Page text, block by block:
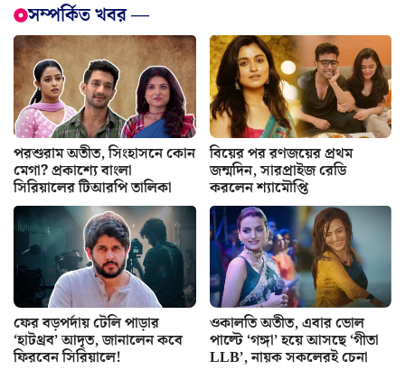
সম্পর্কিত খবর —
পরশুরাম অতীত, সিংহাসনে কোন
মেগা? প্রকাশ্যে বাংলা
সিরিয়ালের টিআরপি তালিকা
বিয়ের পর রণজয়ের প্রথম
জন্মদিন, সারপ্রাইজ রেডি
করলেন শ্যামৌপ্তি
ফের বড়পর্দায় টেলি পাড়ার
‘হাটথ্রব’ আদৃত, জানালেন কবে
ফিরবেন সিরিয়ালে!
ওকালতি অতীত, এবার ভোল
পাল্টে ‘গঙ্গা’ হয়ে আসছে ‘গীতা
LLB’, নায়ক সকলেরই চেনা